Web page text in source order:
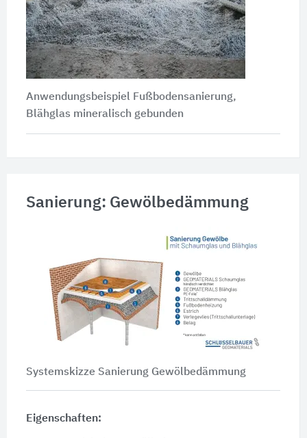
Anwendungsbeispiel Fußbodensanierung,
Blähglas mineralisch gebunden
Sanierung: Gewölbedämmung
Systemskizze Sanierung Gewölbedämmung
Eigenschaften: